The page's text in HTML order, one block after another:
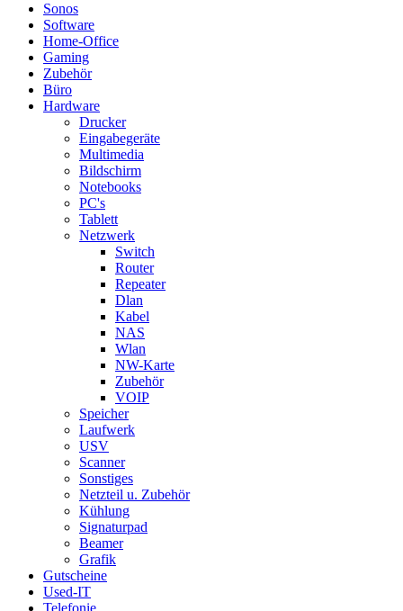
Sonos
Software
Home-Office
Gaming
Zubehör
Büro
Hardware
Drucker
Eingabegeräte
Multimedia
Bildschirm
Notebooks
PC's
Tablett
Netzwerk
Switch
Router
Repeater
Dlan
Kabel
NAS
Wlan
NW-Karte
Zubehör
VOIP
Speicher
Laufwerk
USV
Scanner
Sonstiges
Netzteil u. Zubehör
Kühlung
Signaturpad
Beamer
Grafik
Gutscheine
Used-IT
Telefonie